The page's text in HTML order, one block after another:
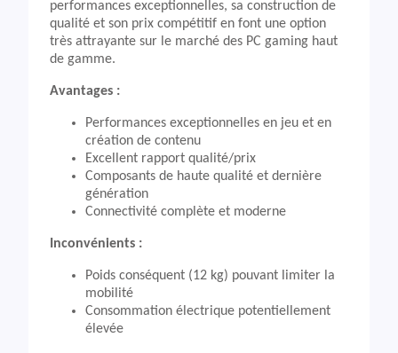
performances exceptionnelles, sa construction de
qualité et son prix compétitif en font une option
très attrayante sur le marché des PC gaming haut
de gamme.
Avantages :
Performances exceptionnelles en jeu et en
création de contenu
Excellent rapport qualité/prix
Composants de haute qualité et dernière
génération
Connectivité complète et moderne
Inconvénients :
Poids conséquent (12 kg) pouvant limiter la
mobilité
Consommation électrique potentiellement
élevée